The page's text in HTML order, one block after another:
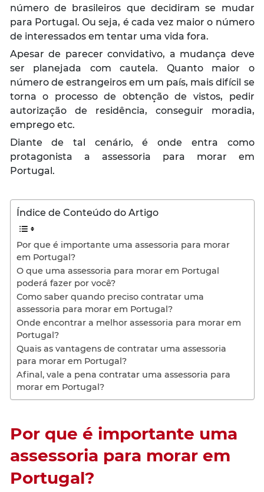
número de brasileiros que decidiram se mudar
para Portugal. Ou seja, é cada vez maior o número
de interessados em tentar uma vida fora.
Apesar de parecer convidativo, a mudança deve
ser planejada com cautela. Quanto maior o
número de estrangeiros em um país, mais difícil se
torna o processo de obtenção de vistos, pedir
autorização de residência, conseguir moradia,
emprego etc.
Diante de tal cenário, é onde entra como
protagonista a assessoria para morar em
Portugal.
Índice de Conteúdo do Artigo
Por que é importante uma assessoria para morar
em Portugal?
O que uma assessoria para morar em Portugal
poderá fazer por você?
Como saber quando preciso contratar uma
assessoria para morar em Portugal?
Onde encontrar a melhor assessoria para morar em
Portugal?
Quais as vantagens de contratar uma assessoria
para morar em Portugal?
Afinal, vale a pena contratar uma assessoria para
morar em Portugal?
Por que é importante uma
assessoria para morar em
Portugal?